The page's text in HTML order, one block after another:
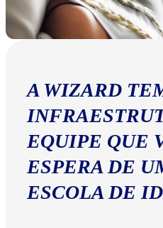
A WIZARD
EQUIPE QUE
ESPERA DE
ESCOLA DE